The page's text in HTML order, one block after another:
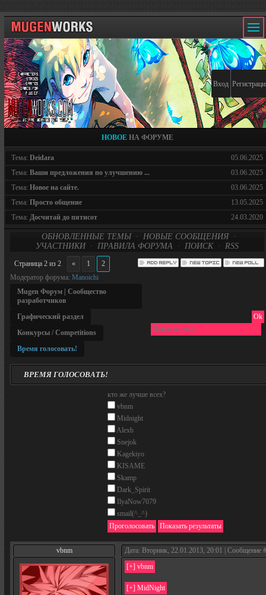
Вход
НОВОЕНА ФОРУМЕ
Тема: Deidara
05.06.2025
Тема: Ваши предложения по улучшению ...
03.06.2025
Тема: Новое на сайте.
03.06.2025
Тема: Просто общение
13.05.2025
Тема: Досчитай до пятисот 24.03.2020
ОБНОВЛЕННЫЕ ТЕМЫ · НОВЫЕ СООБЩЕНИЯ ·
УЧАСТНИКИ · ПРАВИЛА ФОРУМА · ПОИСК · RSS
Страница 2 из 2 « 1
2
Модератор форума: Manoichi
Mugen Форум | Сообщество
разработчиков
Графический раздел
Конкурсы / Competitions
Время голосовать!
ВРЕМЯ ГОЛОСОВАТЬ!
кто же лучше всех?
vbnm
Midnight
Alexb
Snejok
Kagekiyo
KISAME
Skamp
Dark_Spirit
IlyaNow7079
smail(^_^)
vbnm Дата: Вторник, 22.01.2013, 20:01 | Сообщение #